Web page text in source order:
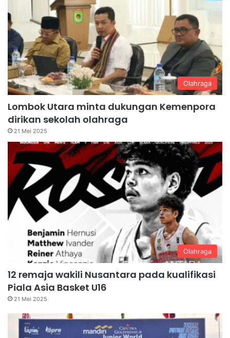
Olahraga
Lombok Utara minta dukungan Kemenpora
dirikan sekolah olahraga
21 Mei 2025
Olahraga
12 remaja wakili Nusantara pada kualifikasi
Piala Asia Basket U16
21 Mei 2025